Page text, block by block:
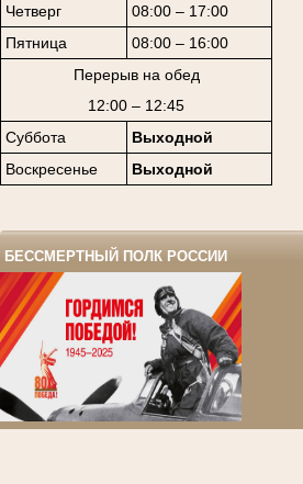
Четверг
08:00 – 17:00
Пятница
08:00 – 16:00
Перерыв на обед
12:00 – 12:45
Суббота
Выходной
Воскресенье
Выходной
БЕССМЕРТНЫЙ ПОЛК РОССИИ